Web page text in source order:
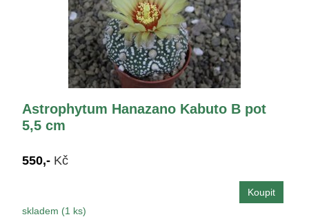
Astrophytum Hanazano Kabuto B pot
5,5 cm
550,- Kč
skladem (1 ks)